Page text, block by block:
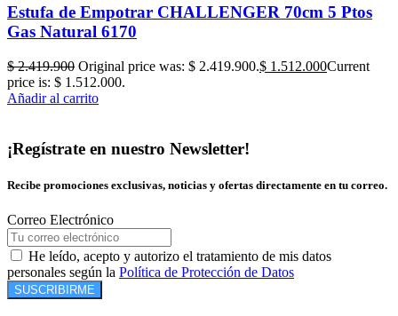
Estufa de Empotrar CHALLENGER 70cm 5 Ptos
Gas Natural 6170
$2.419.900 Original price was: $ 2.419.900.$ 1.512.000Current
price is: $ 1.512.000.
Añadir al carrito
¡Regístrate en nuestro Newsletter!
Recibe promociones exclusivas, noticias y ofertas directamente en tu correo.
Correo Electrónico
He leído, acepto y autorizo el tratamiento de mis datos
personales según la Política de Protección de Datos
SUSCRIBIRME